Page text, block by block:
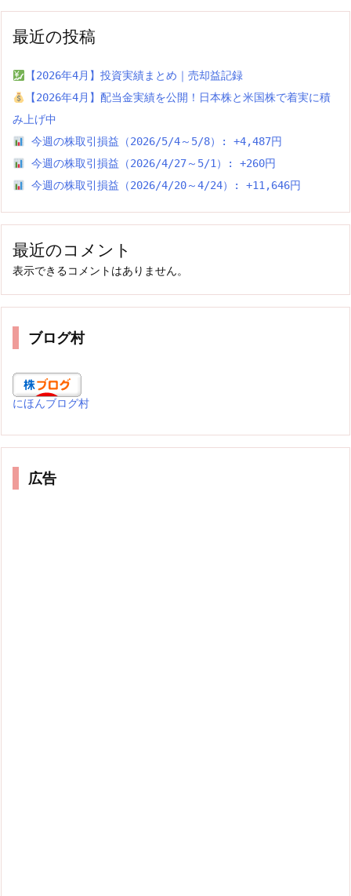
最近の投稿
【2026年4月】投資実績まとめ｜売却益記録
【2026年4月】配当金実績を公開！日本株と米国株で着実に積
み上げ中
今週の株取引損益（2026/5/4～5/8）: +4,487円
今週の株取引損益（2026/4/27～5/1）: +260円
今週の株取引損益（2026/4/20～4/24）: +11,646円
最近のコメント
表示できるコメントはありません。
ブログ村
にほんブログ村
広告